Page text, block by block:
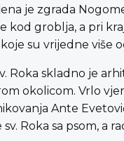
je zgrada
kod groblja, a pri
su vrijedne više
Roka skladno je
okolicom. Vrlo
Ante
Roka sa psom, a